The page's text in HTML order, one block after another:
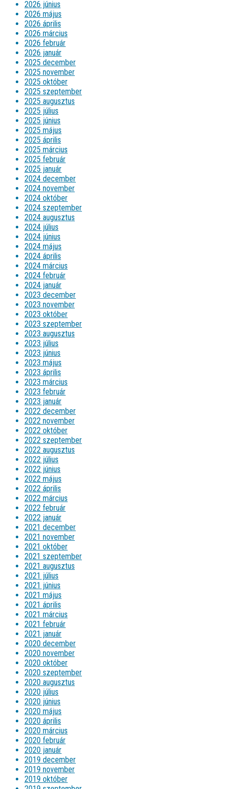
2026 június
2026 május
2026 április
2026 március
2026 február
2026 január
2025 december
2025 november
2025 október
2025 szeptember
2025 augusztus
2025 július
2025 június
2025 május
2025 április
2025 március
2025 február
2025 január
2024 december
2024 november
2024 október
2024 szeptember
2024 augusztus
2024 július
2024 június
2024 május
2024 április
2024 március
2024 február
2024 január
2023 december
2023 november
2023 október
2023 szeptember
2023 augusztus
2023 július
2023 június
2023 május
2023 április
2023 március
2023 február
2023 január
2022 december
2022 november
2022 október
2022 szeptember
2022 augusztus
2022 július
2022 június
2022 május
2022 április
2022 március
2022 február
2022 január
2021 december
2021 november
2021 október
2021 szeptember
2021 augusztus
2021 július
2021 június
2021 május
2021 április
2021 március
2021 február
2021 január
2020 december
2020 november
2020 október
2020 szeptember
2020 augusztus
2020 július
2020 június
2020 május
2020 április
2020 március
2020 február
2020 január
2019 december
2019 november
2019 október